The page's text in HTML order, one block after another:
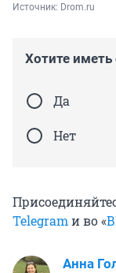
Источник: Drom.ru
Хотите
Да
Нет
Telegram и во «
Анна